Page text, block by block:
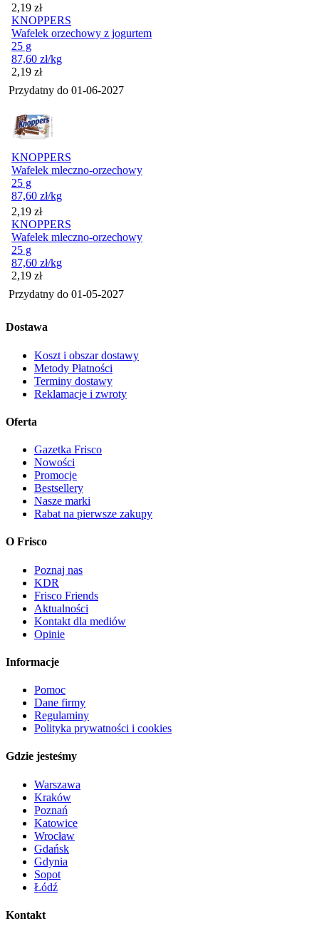
Cena
2,19 zł
KNOPPERS
Wafelek orzechowy z jogurtem
25 g
87,60 zł/kg
Cena
2,19 zł
Przydatny do 01-06-2027
KNOPPERS
Wafelek mleczno-orzechowy
25 g
87,60 zł/kg
Cena
2,19 zł
KNOPPERS
Wafelek mleczno-orzechowy
25 g
87,60 zł/kg
Cena
2,19 zł
Przydatny do 01-05-2027
Dostawa
Koszt i obszar dostawy
Metody Płatności
Terminy dostawy
Reklamacje i zwroty
Oferta
Gazetka Frisco
Nowości
Promocje
Bestsellery
Nasze marki
Rabat na pierwsze zakupy
O Frisco
Poznaj nas
KDR
Frisco Friends
Aktualności
Kontakt dla mediów
Opinie
Informacje
Pomoc
Dane firmy
Regulaminy
Polityka prywatności i cookies
Gdzie jesteśmy
Warszawa
Kraków
Poznań
Katowice
Wrocław
Gdańsk
Gdynia
Sopot
Łódź
Kontakt